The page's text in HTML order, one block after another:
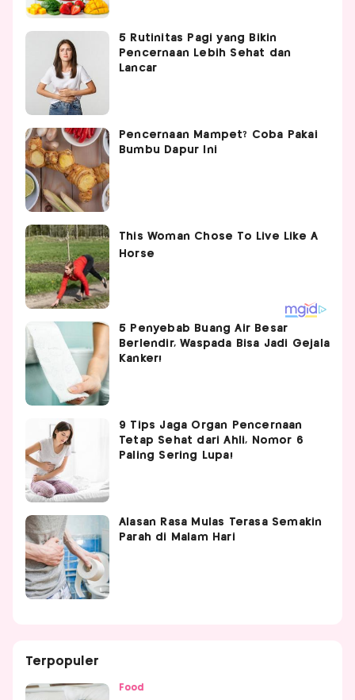
5 Rutinitas Pagi yang Bikin
Pencernaan Lebih Sehat dan
Lancar
Pencernaan Mampet? Coba Pakai
Bumbu Dapur Ini
5 Penyebab Buang Air Besar
Berlendir, Waspada Bisa Jadi Gejala
Kanker!
9 Tips Jaga Organ Pencernaan
Tetap Sehat dari Ahli, Nomor 6
Paling Sering Lupa!
Alasan Rasa Mulas Terasa Semakin
Parah di Malam Hari
Terpopuler
Food